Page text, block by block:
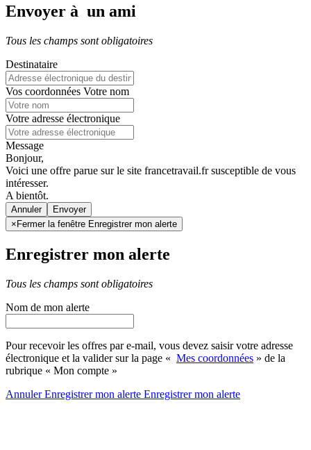
Envoyer à un ami
Tous les champs sont obligatoires
Destinataire
Vos coordonnées Votre nom
Votre adresse électronique
Message
Bonjour,
Voici une offre parue sur le site francetravail.fr susceptible de vous
intéresser.
A bientôt.
Annuler
× Fermer la fenêtre Enregistrer mon alerte
Enregistrer mon alerte
Tous les champs sont obligatoires
Nom de mon alerte
Pour recevoir les offres par e-mail, vous devez saisir votre adresse
électronique et la valider sur la page « Mes coordonnées » de la
rubrique « Mon compte »
AnnulerEnregistrer mon alerte Enregistrermon alerte